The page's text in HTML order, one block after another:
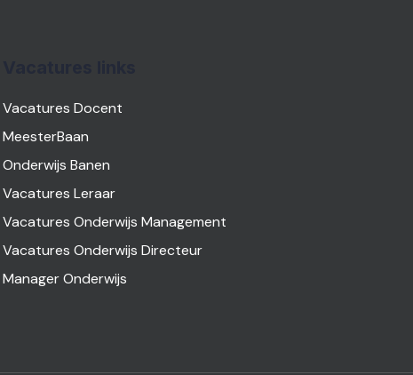
Vacatures Docent
MeesterBaan
Onderwijs Banen
Vacatures Leraar
Vacatures Onderwijs Management
Vacatures Onderwijs Directeur
Manager Onderwijs